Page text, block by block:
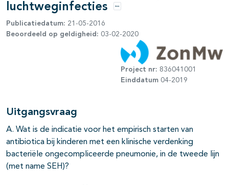
luchtweginfecties
Opties
Publicatiedatum: 21-05-2016
Beoordeeld op geldigheid: 03-02-2020
Project nr: 836041001
Einddatum 04-2019
Uitgangsvraag
A. Wat is de indicatie voor het empirisch starten van
antibiotica bij kinderen met een klinische verdenking
bacteriële ongecompliceerde pneumonie, in de tweede lijn
(met name SEH)?